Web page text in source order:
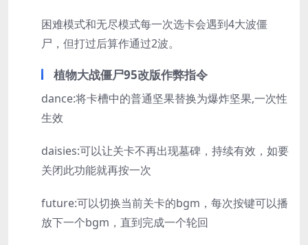
困难模式和无尽模式每一次选卡会遇到4大波僵
尸，但打过后算作通过2波。
植物大战僵尸95改版作弊指令
dance:将卡槽中的普通坚果替换为爆炸坚果,一次性
生效
daisies:可以让关卡不再出现墓碑，持续有效，如要
关闭此功能就再按一次
future:可以切换当前关卡的bgm，每次按键可以播
放下一个bgm，直到完成一个轮回